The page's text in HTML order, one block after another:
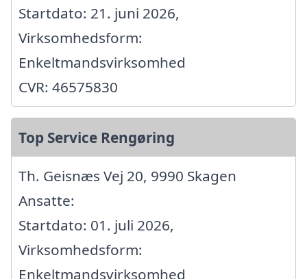
Startdato: 21. juni 2026,
Virksomhedsform:
Enkeltmandsvirksomhed
CVR: 46575830
Top Service Rengøring
Th. Geisnæs Vej 20, 9990 Skagen
Ansatte:
Startdato: 01. juli 2026,
Virksomhedsform:
Enkeltmandsvirksomhed